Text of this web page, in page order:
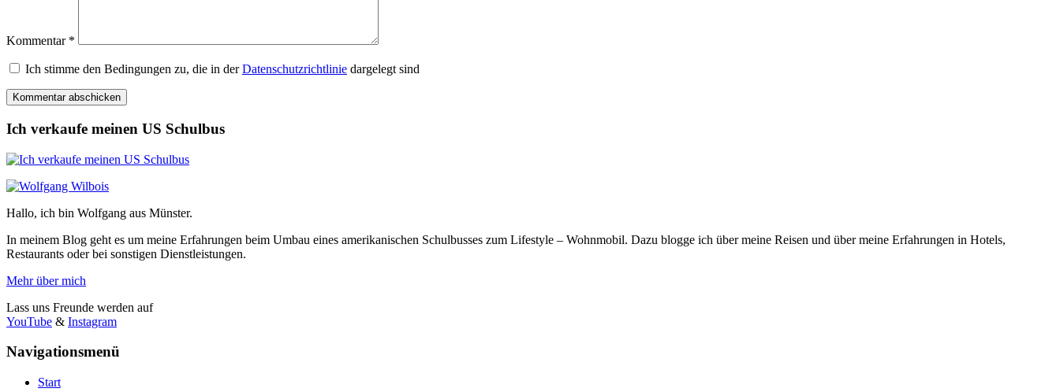
Kommentar *
Ich stimme den Bedingungen zu, die in derDatenschutzrichtlinie dargelegt sind
Ich verkaufe meinen US Schulbus
Hallo, ich bin Wolfgang aus Münster.
In meinem Blog geht es um meine Erfahrungen beim Umbau eines amerikanischen Schulbusses zum Lifestyle – Wohnmobil. Dazu blogge ich über meine Reisen und über meine Erfahrungen in Hotels,
Restaurants oder bei sonstigen Dienstleistungen.
Mehr über mich
Lass uns Freunde werden auf
YouTube & Instagram
Navigationsmenü
Start